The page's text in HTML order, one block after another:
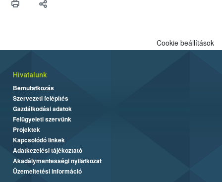
felhasználók számára is elérhető és ökológiai termesztésben is
Cookie beállítások
Hivatalunk
Bemutatkozás
Szervezeti felépítés
Gazdálkodási adatok
Felügyeleti szervünk
Projektek
Kapcsolódó linkek
Adatkezelési tájékoztató
Akadálymentességi nyilatkozat
Üzemeltetési információ